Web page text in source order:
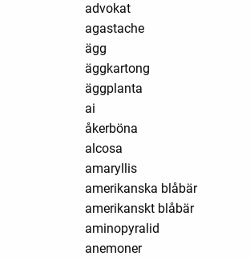
advokat
agastache
ägg
äggkartong
äggplanta
ai
åkerböna
alcosa
amaryllis
amerikanska blåbär
amerikanskt blåbär
aminopyralid
anemoner